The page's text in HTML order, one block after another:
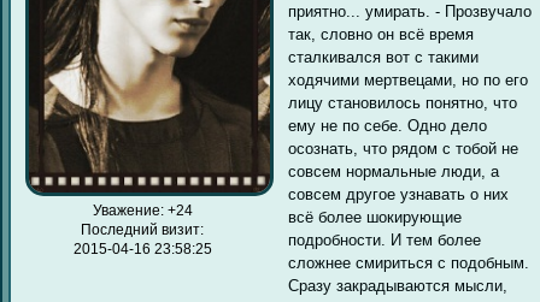
Уважение: +24
Последний визит:
2015-04-16 23:58:25
приятно... умирать. - Прозвучало
так, словно он всё время
сталкивался вот с такими
ходячими мертвецами, но по его
лицу становилось понятно, что
ему не по себе. Одно дело
осознать, что рядом с тобой не
совсем нормальные люди, а
совсем другое узнавать о них
всё более шокирующие
подробности. И тем более
сложнее смириться с подобным.
Сразу закрадываются мысли,